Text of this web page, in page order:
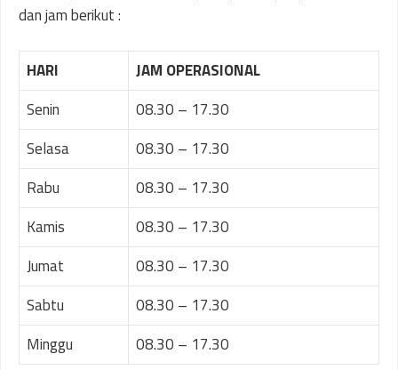
dan jam berikut :
HARI
JAM OPERASIONAL
Senin
08.30 – 17.30
Selasa
08.30 – 17.30
Rabu
08.30 – 17.30
Kamis
08.30 – 17.30
Jumat
08.30 – 17.30
Sabtu
08.30 – 17.30
Minggu
08.30 – 17.30